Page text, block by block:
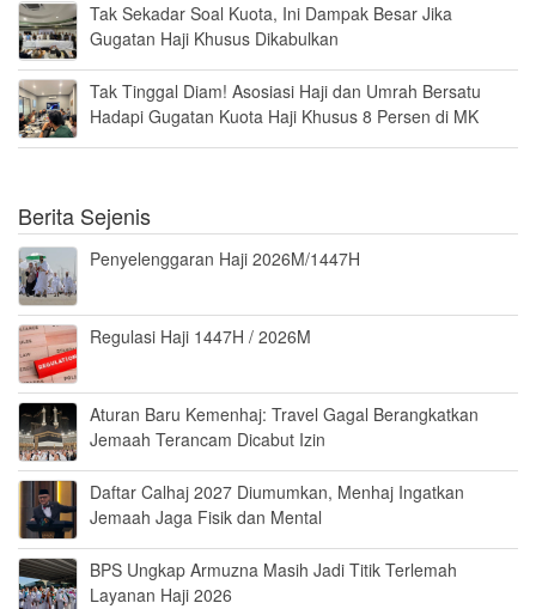
Tak Sekadar Soal Kuota, Ini Dampak Besar Jika
Gugatan Haji Khusus Dikabulkan
Tak Tinggal Diam! Asosiasi Haji dan Umrah Bersatu
Hadapi Gugatan Kuota Haji Khusus 8 Persen di MK
Berita Sejenis
Penyelenggaran Haji 2026M/1447H
Regulasi Haji 1447H / 2026M
Aturan Baru Kemenhaj: Travel Gagal Berangkatkan
Jemaah Terancam Dicabut Izin
Daftar Calhaj 2027 Diumumkan, Menhaj Ingatkan
Jemaah Jaga Fisik dan Mental
BPS Ungkap Armuzna Masih Jadi Titik Terlemah
Layanan Haji 2026